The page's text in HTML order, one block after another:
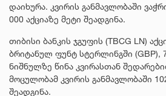
დაიხურა. კვირის განმავლობაში
000 აქციაზე მეტი შეადგინა.
თიბისი ბანკის ჯგუფის (TBCG LN)
ბრიტანულ ფუნტ სტერლინგში (GBP),
ნიშნულზე წინა კვირასთან
მოცულობამ კვირის განმავლობაში
შეადგინა.